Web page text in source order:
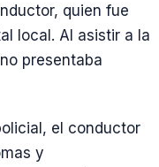
quien fue
local. Al asistir a la
presentaba
el conductor
y